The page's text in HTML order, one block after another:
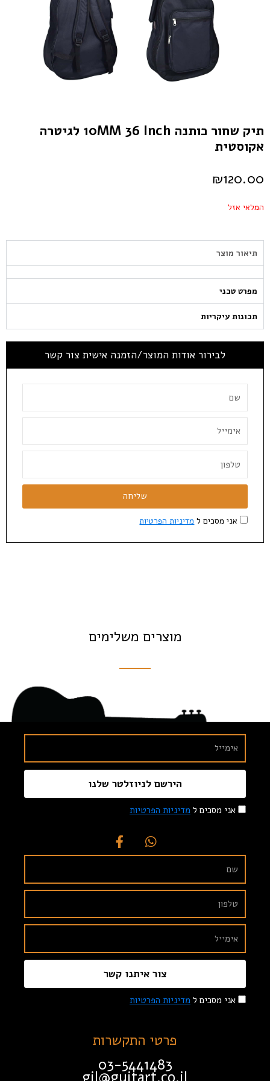
תיק שחור כותנה 10MM 36 Inch לגיטרה
אקוסטית
₪120.00
המלאי אזל
תיאור מוצר
מפרט טכני
תכונות עיקריות
לבירור אודות המוצר/הזמנה אישית צור קשר
אני מסכים ל מדיניות הפרטיות
שליחה
מוצרים משלימים
אני מסכים ל מדיניות הפרטיות
הירשם לניוזלטר שלנו
אני מסכים ל מדיניות הפרטיות
צור איתנו קשר
פרטי התקשרות
03-5441483